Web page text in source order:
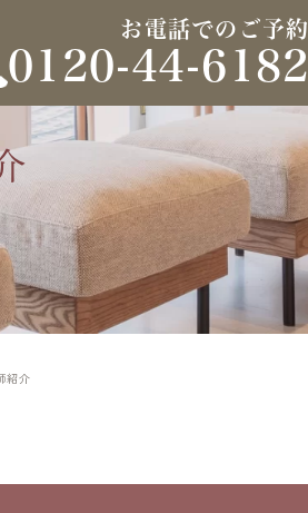
お電話でのご予約
0120-44-6182
紹介